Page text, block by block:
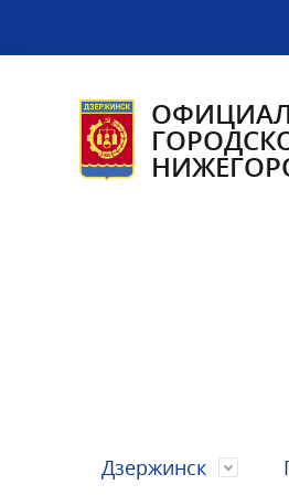
Дзержинск